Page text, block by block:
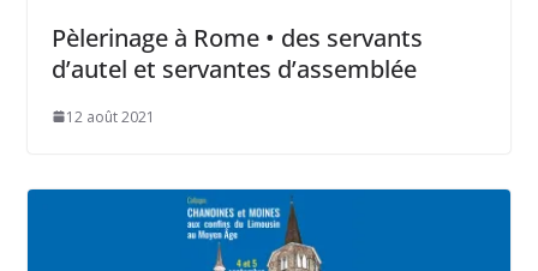
Pèlerinage à Rome • des servants
d’autel et servantes d’assemblée
12 août 2021